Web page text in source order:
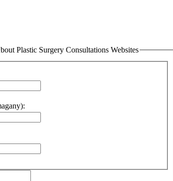
Plastic Surgery Consultations Websites